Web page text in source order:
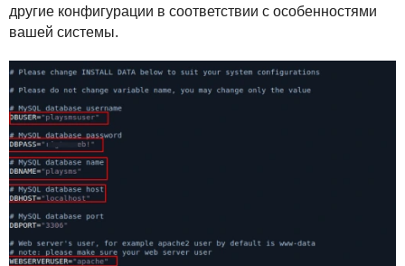
другие конфигурации в соответствии с особенностями
вашей системы.